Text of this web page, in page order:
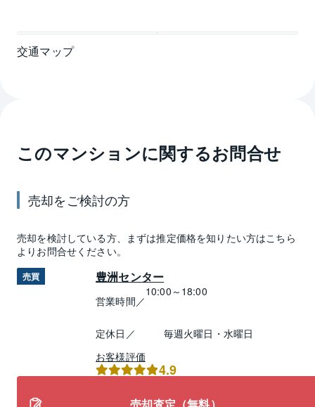
交通マップ
このマンションに関するお問合せ
売却をご検討の方
売却を検討している方、まずは推定価格を知りたい方はこちら
よりお問合せください。
売買 豊洲センター
営業時間／
10:00～18:00
定休日／
毎週火曜日・水曜日
お客様評価
4.9